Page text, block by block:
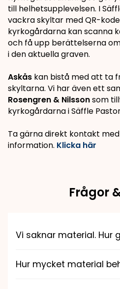
till helhetsupplevelsen. I
vackra skyltar med QR-
kyrkogårdarna kan scanna
och få upp berättelserna
i den aktuella graven.
Askås kan bistå med att ta
skyltarna. Vi har även ett
Rosengren & Nilssonsom
kyrkogårdarna i Säffle
Ta gärna direkt kontakt
information. Klicka här
Frågor
Vi saknar material. Hur
Kyrkogårdsvandring.se är
Hur mycket material